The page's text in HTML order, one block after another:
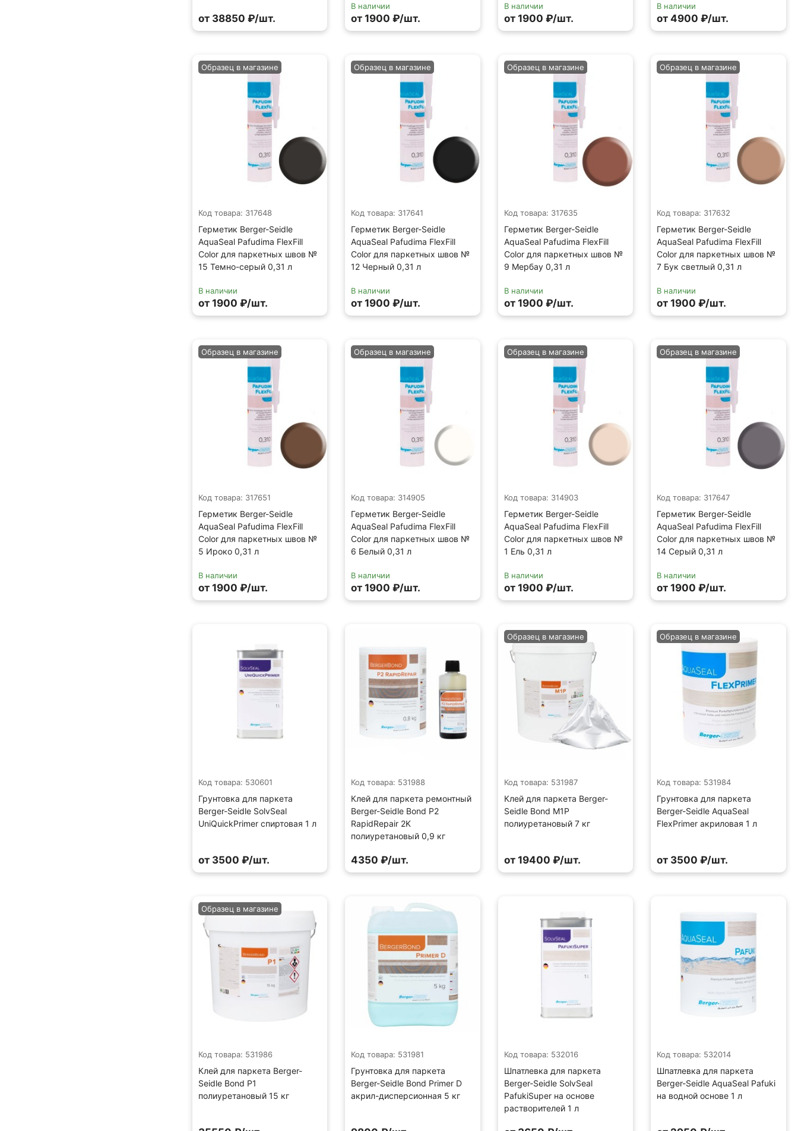
от 38850 ₽/шт.
В наличии
от 1900 ₽/шт.
В наличии
от 1900 ₽/шт.
В наличии
от 4900 ₽/шт.
Код товара: 317648
Герметик Berger-Seidle
AquaSeal Pafudima FlexFill
Color для паркетных швов №
15 Темно-серый 0,31 л
Образец в магазине
В наличии
от 1900 ₽/шт.
Код товара: 317641
Герметик Berger-Seidle
AquaSeal Pafudima FlexFill
Color для паркетных швов №
12 Черный 0,31 л
Образец в магазине
В наличии
от 1900 ₽/шт.
Код товара: 317635
Герметик Berger-Seidle
AquaSeal Pafudima FlexFill
Color для паркетных швов №
9 Мербау 0,31 л
Образец в магазине
В наличии
от 1900 ₽/шт.
Код товара: 317632
Герметик Berger-Seidle
AquaSeal Pafudima FlexFill
Color для паркетных швов №
7 Бук светлый 0,31 л
Образец в магазине
В наличии
от 1900 ₽/шт.
Код товара: 317651
Герметик Berger-Seidle
AquaSeal Pafudima FlexFill
Color для паркетных швов №
5 Ироко 0,31 л
Образец в магазине
В наличии
от 1900 ₽/шт.
Код товара: 314905
Герметик Berger-Seidle
AquaSeal Pafudima FlexFill
Color для паркетных швов №
6 Белый 0,31 л
Образец в магазине
В наличии
от 1900 ₽/шт.
Код товара: 314903
Герметик Berger-Seidle
AquaSeal Pafudima FlexFill
Color для паркетных швов №
1 Ель 0,31 л
Образец в магазине
В наличии
от 1900 ₽/шт.
Код товара: 317647
Герметик Berger-Seidle
AquaSeal Pafudima FlexFill
Color для паркетных швов №
14 Серый 0,31 л
Образец в магазине
В наличии
от 1900 ₽/шт.
Код товара: 530601
Грунтовка для паркета
Berger-Seidle SolvSeal
UniQuickPrimer спиртовая 1 л
от 3500 ₽/шт.
Код товара: 531988
Клей для паркета ремонтный
Berger-Seidle Bond P2
RapidRepair 2K
полиуретановый 0,9 кг
4350 ₽/шт.
Код товара: 531987
Клей для паркета Berger-
Seidle Bond M1P
полиуретановый 7 кг
Образец в магазине
от 19400 ₽/шт.
Код товара: 531984
Грунтовка для паркета
Berger-Seidle AquaSeal
FlexPrimer акриловая 1 л
Образец в магазине
от 3500 ₽/шт.
Код товара: 531986
Клей для паркета Berger-
Seidle Bond P1
полиуретановый 15 кг
Образец в магазине
Код товара: 531981
Грунтовка для паркета
Berger-Seidle Bond Primer D
акрил-дисперсионная 5 кг
Код товара: 532016
Шпатлевка для паркета
Berger-Seidle SolvSeal
PafukiSuper на основе
растворителей 1 л
Код товара: 532014
Шпатлевка для паркета
Berger-Seidle AquaSeal Pafuki
на водной основе 1 л